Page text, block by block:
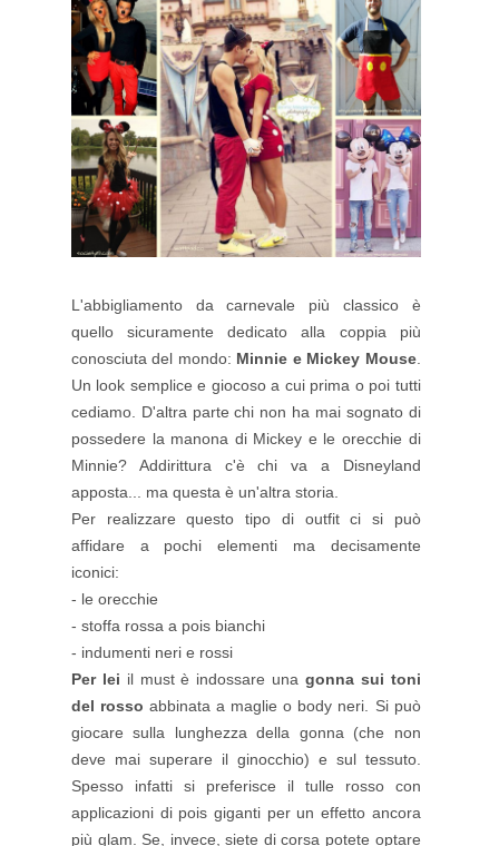
L'abbigliamento da carnevale più classico è
quello sicuramente dedicato alla coppia più
conosciuta del mondo: Minnie e Mickey Mouse.
Un look semplice e giocoso a cui prima o poi tutti
cediamo. D'altra parte chi non ha mai sognato di
possedere la manona di Mickey e le orecchie di
Minnie? Addirittura c'è chi va a Disneyland
apposta... ma questa è un'altra storia.
Per realizzare questo tipo di outfit ci si può
affidare a pochi elementi ma decisamente
iconici:
- le orecchie
- stoffa rossa a pois bianchi
- indumenti neri e rossi
Per lei il must è indossare una gonna sui toni
del rossoabbinata a maglie o body neri. Si può
giocare sulla lunghezza della gonna (che non
deve mai superare il ginocchio) e sul tessuto.
Spesso infatti si preferisce il tulle rosso con
applicazioni di pois giganti per un effetto ancora
più glam. Se, invece, siete di corsa potete optare